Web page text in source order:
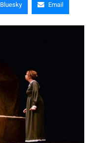
Bluesky Email